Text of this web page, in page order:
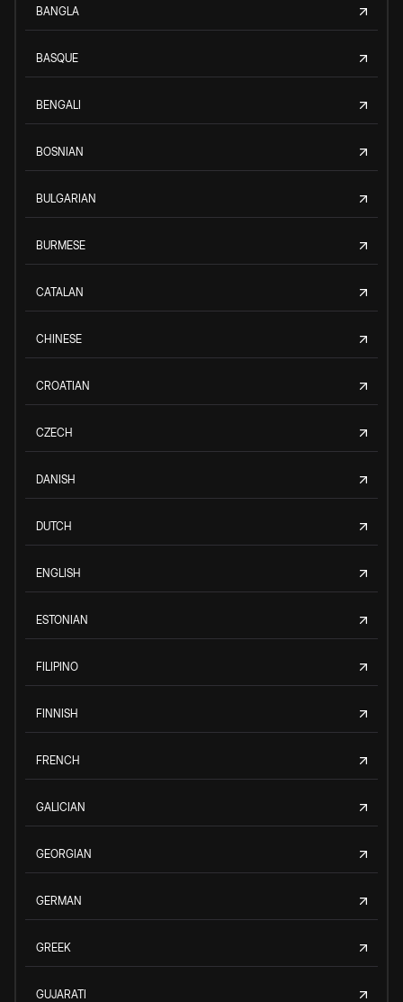
BANGLA
BASQUE
BENGALI
BOSNIAN
BULGARIAN
BURMESE
CATALAN
CHINESE
CROATIAN
CZECH
DANISH
DUTCH
ENGLISH
ESTONIAN
FILIPINO
FINNISH
FRENCH
GALICIAN
GEORGIAN
GERMAN
GREEK
GUJARATI